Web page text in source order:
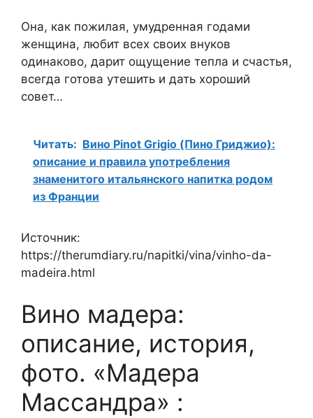
Она, как пожилая, умудренная годами
женщина, любит всех своих внуков
одинаково, дарит ощущение тепла и счастья,
всегда готова утешить и дать хороший
совет…
Читать: Вино Pinot Grigio (Пино Гриджио):
описание и правила употребления
знаменитого итальянского напитка родом
из Франции
Источник:
https://therumdiary.ru/napitki/vina/vinho-da-
madeira.html
Вино мадера:
описание, история,
фото. «Мадера
Массандра» :